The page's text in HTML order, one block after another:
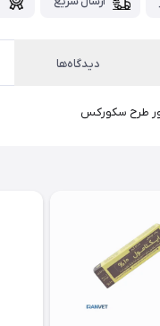
دیدگاه‌ها